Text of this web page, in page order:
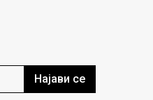
Најави се